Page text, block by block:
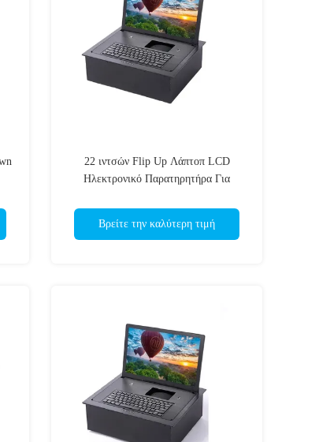
22 ιντσών Flip Up Λάπτοπ LCD
Ηλεκτρονικό Παρατηρητήρα Για
Βρείτε την καλύτερη τιμή